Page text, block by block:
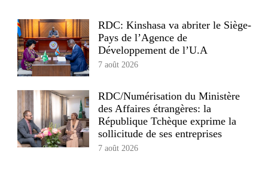
RDC: Kinshasa va abriter le Siège-
Pays de l’Agence de
Développement de l’U.A
7 août 2026
RDC/Numérisation du Ministère
des Affaires étrangères: la
République Tchèque exprime la
sollicitude de ses entreprises
7 août 2026